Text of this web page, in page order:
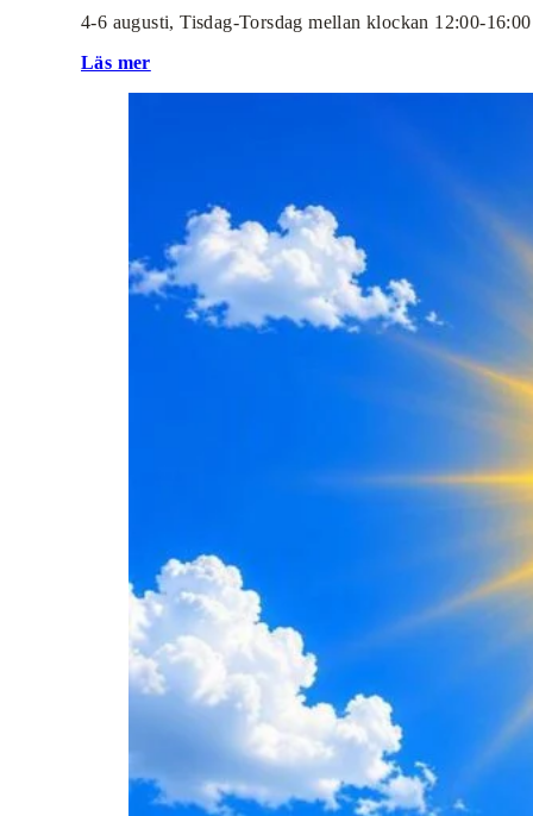
4-6 augusti, Tisdag-Torsdag mellan klockan 12:00-
Läs mer